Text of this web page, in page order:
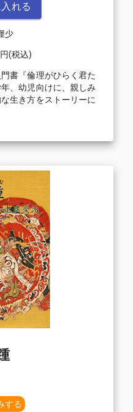
れる
少
円(税込)
書『倫理がひらく君た
、幼児向けに、親しみ
生き方をストーリーに
する